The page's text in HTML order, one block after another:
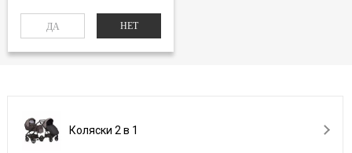
ДА НЕТ
Главная Каталог
Каталог
Коляски 2 в 1